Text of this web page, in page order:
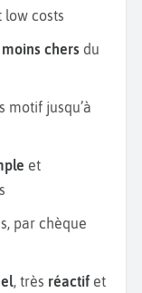
low costs
moins chers du
motif jusqu’à
et
par chèque
, très réactif et